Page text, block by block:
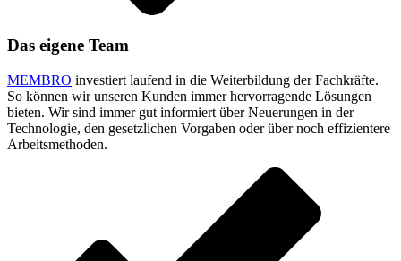
Das eigene Team
MEMBRO investiert laufend in die Weiterbildung der Fachkräfte.
So können wir unseren Kunden immer hervorragende Lösungen
bieten. Wir sind immer gut informiert über Neuerungen in der
Technologie, den gesetzlichen Vorgaben oder über noch effizientere
Arbeitsmethoden.